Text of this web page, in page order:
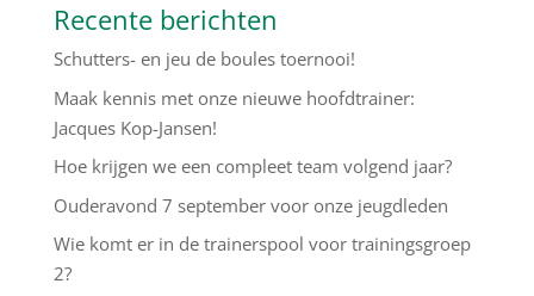
Recente berichten
Schutters- en jeu de boules toernooi!
Maak kennis met onze nieuwe hoofdtrainer:
Jacques Kop-Jansen!
Hoe krijgen we een compleet team volgend jaar?
Ouderavond 7 september voor onze jeugdleden
Wie komt er in de trainerspool voor trainingsgroep
2?